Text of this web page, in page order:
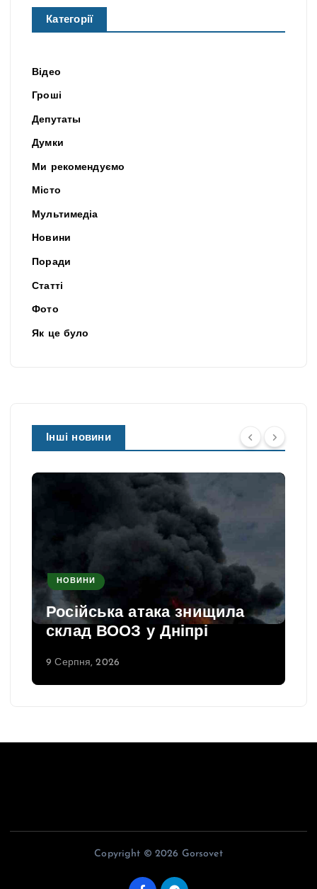
Категорії
Відео
Гроші
Депутаты
Думки
Ми рекомендуємо
Місто
Мультимедіа
Новини
Поради
Статті
Фото
Як це було
Інші новини
НОВИНИ
Російська атака знищила
склад ВООЗ у Дніпрі
9 Серпня, 2026
Copyright © 2026 Gorsovet